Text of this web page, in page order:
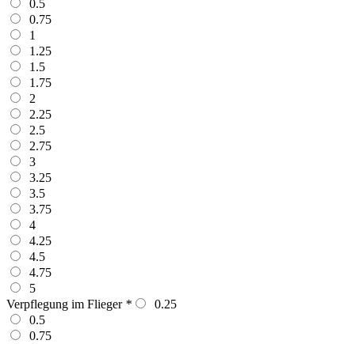
0.5
0.75
1
1.25
1.5
1.75
2
2.25
2.5
2.75
3
3.25
3.5
3.75
4
4.25
4.5
4.75
5
Verpflegung im Flieger *
0.25
0.5
0.75